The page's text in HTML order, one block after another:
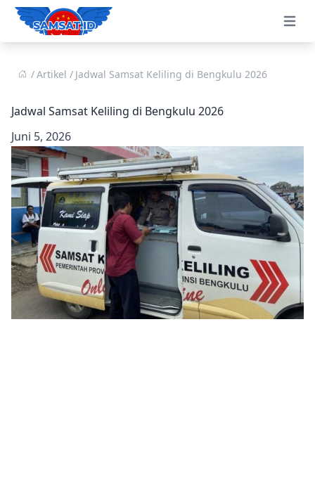
Open
Artikel Jadwal Samsat Keliling di Bengkulu 2026
Jadwal Samsat Keliling di Bengkulu 2026
Juni 5, 2026